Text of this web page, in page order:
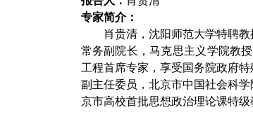
专家简介：
肖贵清，沈阳师范大学特聘
常务副院长，马克思主义学院教
工程首席专家，享受国务院政府
副主任委员，北京市中国社会科
京市高校首批思想政治理论课特级